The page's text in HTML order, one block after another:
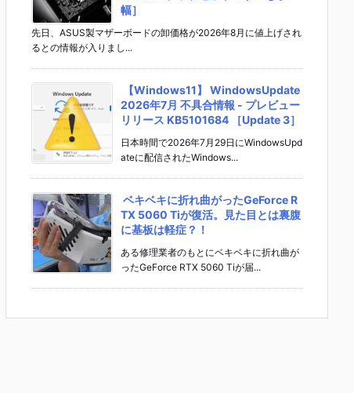
幅］
先日、ASUS製マザーボードの卸価格が2026年8月に値上げされ
るとの情報が入りまし...
【Windows11】 WindowsUpdate
2026年7月 不具合情報 - プレビュー
リリース KB5101684 ［Update 3］
日本時間で2026年7月29日にWindowsUpd
ateに配信されたWindows...
ベキベキに折れ曲がったGeForce R
TX 5060 Tiが復活。見た目とは裏腹
に基板は軽症？！
ある修理業者のもとにベキベキに折れ曲が
ったGeForce RTX 5060 Tiが届...